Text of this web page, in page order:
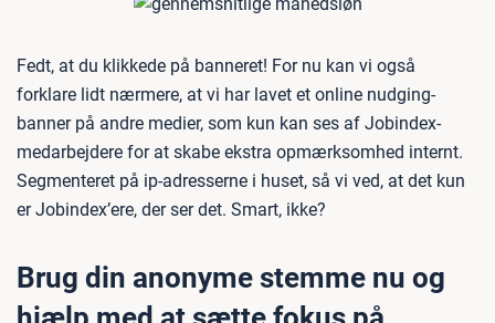
Fedt, at du klikkede på banneret! For nu kan vi også
forklare lidt nærmere, at vi har lavet et online nudging-
banner på andre medier, som kun kan ses af Jobindex-
medarbejdere for at skabe ekstra opmærksomhed internt.
Segmenteret på ip-adresserne i huset, så vi ved, at det kun
er Jobindex’ere, der ser det. Smart, ikke?
Brug din anonyme stemme nu og